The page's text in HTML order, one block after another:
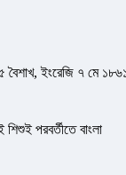
বৈশাখ, ইংরেজি ৭ মে
পরবর্তীতে বাংলা